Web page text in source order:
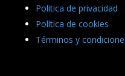
Politica de privacidad
Política de cookies
Términos y